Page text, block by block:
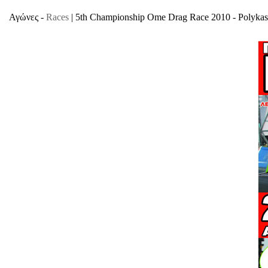
Αγώνες - Races| 5th Championship Ome Drag Race 2010 -